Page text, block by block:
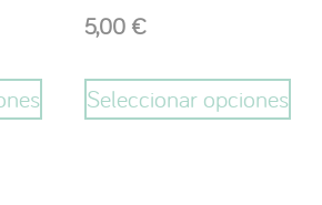
5,00 €
Seleccionar opciones